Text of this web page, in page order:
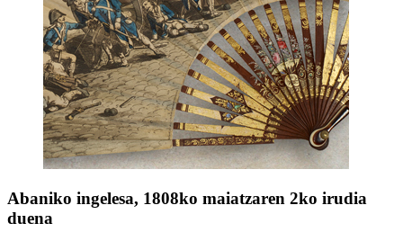
Abaniko ingelesa, 1808ko maiatzaren 2ko irudia
duena